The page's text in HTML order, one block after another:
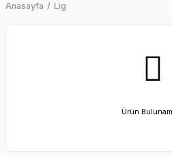
Anasayfa Lig
Ürün